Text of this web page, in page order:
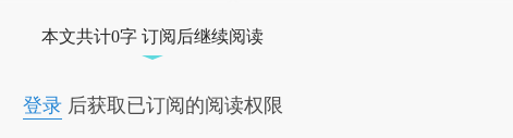
本文共计0字 订阅后继续阅读
登录后获取已订阅的阅读权限